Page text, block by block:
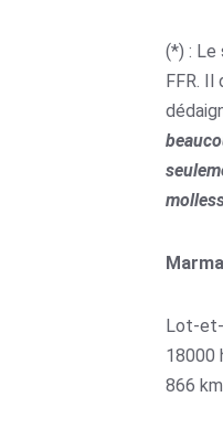
(*) : Le
FFR.
Lot-et-
18000
866